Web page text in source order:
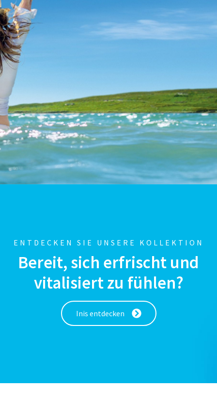
ENTDECKEN SIE UNSERE KOLLEKTION
Bereit, sich erfrischt und
vitalisiert zu fühlen?
Inis entdecken